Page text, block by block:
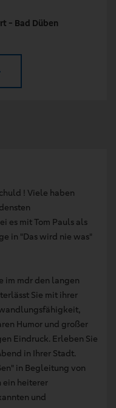
- Bad Düben
! Viele haben
es mit Tom Pauls als
in "Das wird nie was"
im mdr den langen
Sie mit ihrer
Humor und großer
Eindruck. Erleben Sie
in Ihrer Stadt.
in Begleitung von
ein heiterer
und